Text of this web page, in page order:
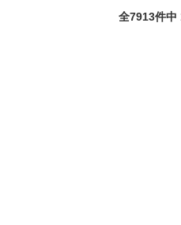
全7913件中